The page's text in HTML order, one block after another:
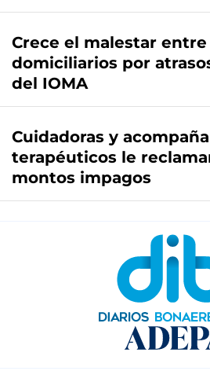
Crece el malestar
domiciliarios por
del IOMA
Cuidadoras y
terapéuticos le
montos impagos